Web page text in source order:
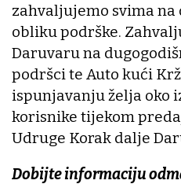
zahvaljujemo svima
obliku podrške.
Daruvaru na
podršci te Auto kući
ispunjavanju želja oko
korisnike tijekom
Udruge Korak dalje
Dobijte informaciju